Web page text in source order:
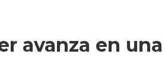
avanza en una